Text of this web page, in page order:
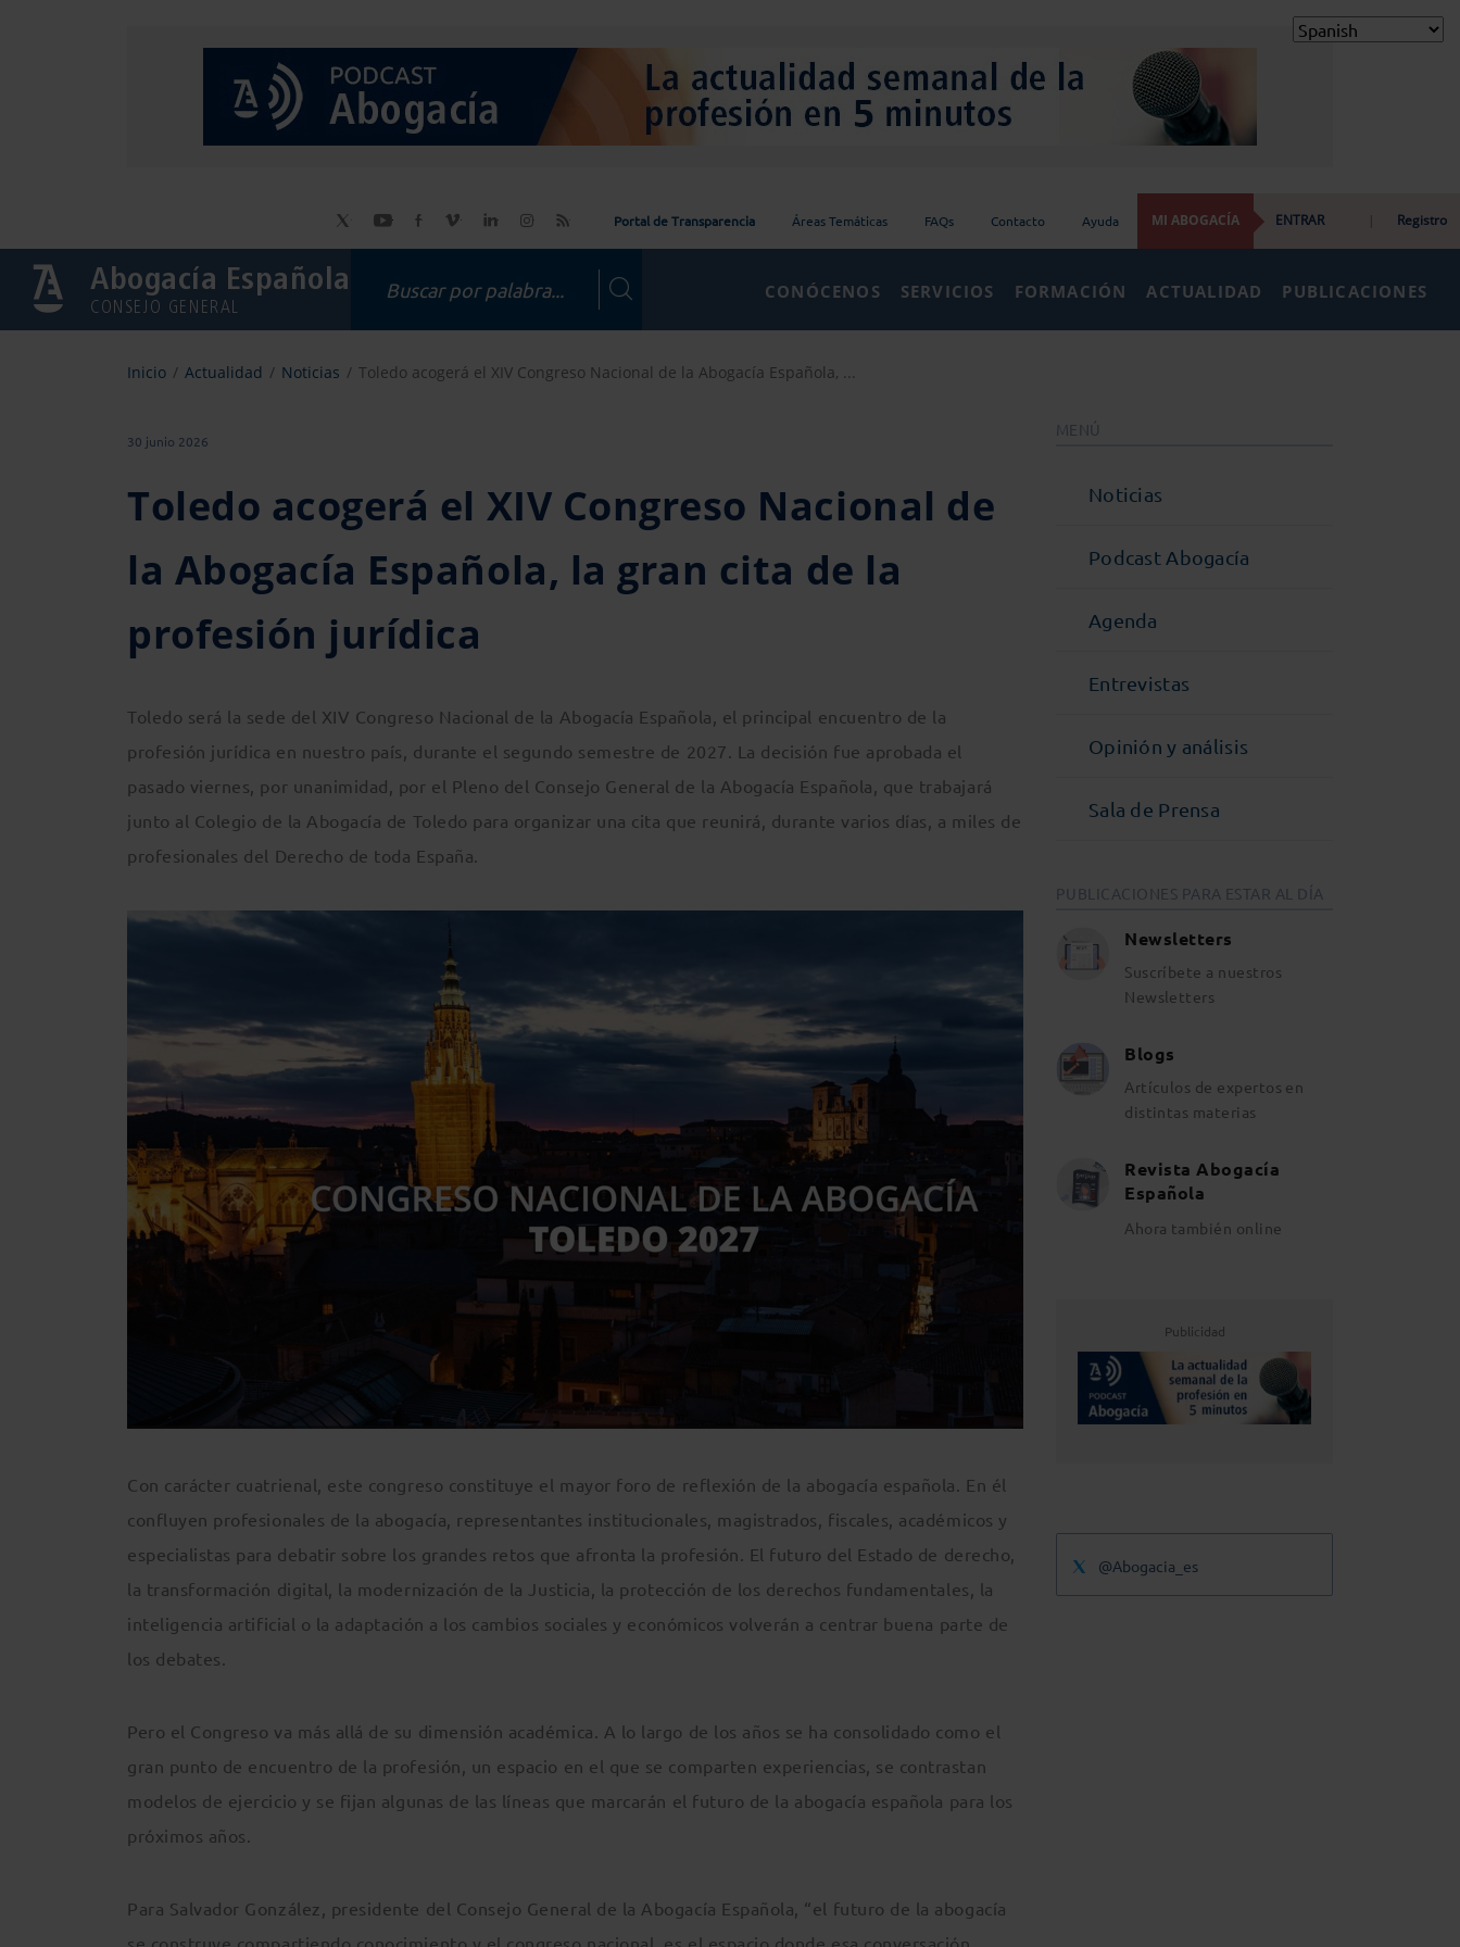
Portal de Transparencia Áreas Temáticas FAQs Contacto Ayuda MI ABOGACÍA ENTRAR | Registro
Abogacía Española
CONSEJO GENERAL
CONÓCENOS SERVICIOS FORMACIÓN ACTUALIDAD PUBLICACIONES
Inicio Actualidad Noticias Toledo acogerá el XIV Congreso Nacional de la Abogacía Española, ...
30 junio 2026
Toledo acogerá el XIV Congreso Nacional de
la Abogacía Española, la gran cita de la
profesión jurídica
Toledo será la sede del XIV Congreso Nacional de la Abogacía Española, el principal encuentro de la
profesión jurídica en nuestro país, durante el segundo semestre de 2027. La decisión fue aprobada el
pasado viernes, por unanimidad, por el Pleno del Consejo General de la Abogacía Española, que trabajará
junto al Colegio de la Abogacía de Toledo para organizar una cita que reunirá, durante varios días, a miles de
profesionales del Derecho de toda España.
Con carácter cuatrienal, este congreso constituye el mayor foro de reflexión de la abogacía española. En él
confluyen profesionales de la abogacía, representantes institucionales, magistrados, fiscales, académicos y
especialistas para debatir sobre los grandes retos que afronta la profesión. El futuro del Estado de derecho,
la transformación digital, la modernización de la Justicia, la protección de los derechos fundamentales, la
inteligencia artificial o la adaptación a los cambios sociales y económicos volverán a centrar buena parte de
los debates.
Pero el Congreso va más allá de su dimensión académica. A lo largo de los años se ha consolidado como el
gran punto de encuentro de la profesión, un espacio en el que se comparten experiencias, se contrastan
modelos de ejercicio y se fijan algunas de las líneas que marcarán el futuro de la abogacía española para los
próximos años.
Para Salvador González, presidente del Consejo General de la Abogacía Española, “el futuro de la abogacía
se construye compartiendo conocimiento y el congreso nacional, es el espacio donde esa conversación
MENÚ
Noticias
Podcast Abogacía
Agenda
Entrevistas
Opinión y análisis
Sala de Prensa
PUBLICACIONES PARA ESTAR AL DÍA
Newsletters
Suscríbete a nuestros
Newsletters
Blogs
Artículos de expertos en
distintas materias
Revista Abogacía
Española
Ahora también online
Publicidad
@Abogacia_es